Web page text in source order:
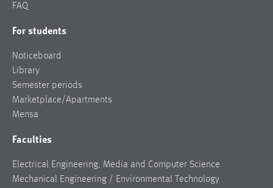
FAQ
For students
Noticeboard
Library
Semester periods
Marketplace/Apartments
Mensa
Faculties
Electrical Engineering, Media and Computer Science
Mechanical Engineering / Environmental Technology